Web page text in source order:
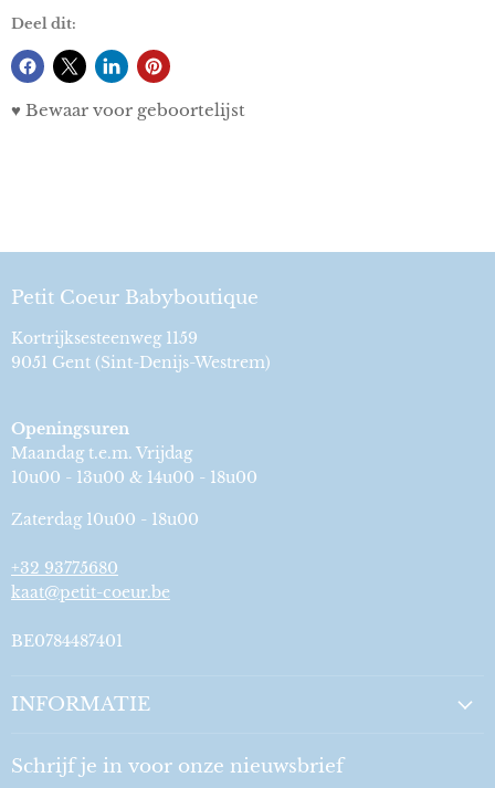
Deel dit:
♥ Bewaar voor geboortelijst
Petit Coeur Babyboutique
Kortrijksesteenweg 1159
9051 Gent (Sint-Denijs-Westrem)
Openingsuren
Maandag t.e.m. Vrijdag
10u00 - 13u00 & 14u00 - 18u00
Zaterdag 10u00 - 18u00
+32 93775680
kaat@petit-coeur.be
BE0784487401
INFORMATIE
Schrijf je in voor onze nieuwsbrief